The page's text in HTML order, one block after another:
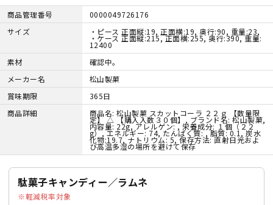
商品管理番号
0000049726176
サイズ
・ピース 正面縦:19, 正面横:19, 奥行:90, 重量:23,
・ケース 正面縦:215, 正面横:255, 奥行:390, 重量:
12400
素材
確認中。
メーカー名
松山製菓
賞味期限
365日
商品詳細
商品名: 松山製菓 スカットコーラ ２２ｇ 【数量限
定】 △ 【購入入数３０個】, ブランド名: 松山製菓,
内容量: 22g, アレルゲン: , 栄養成分: １個（２２
g）, エネルギー: 74, たんぱく質: , 脂質: 0.1, 炭水
化物:19.7, ナトリウム: 5, 保存方法: 直射日光およ
び高温多湿の場所を避けて保存
駄菓子キャンディー／ラムネ
軽減税率対象